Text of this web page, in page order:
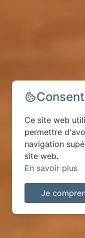
Ce site web
permettre
navigation
site web.
En savoir plus
Je